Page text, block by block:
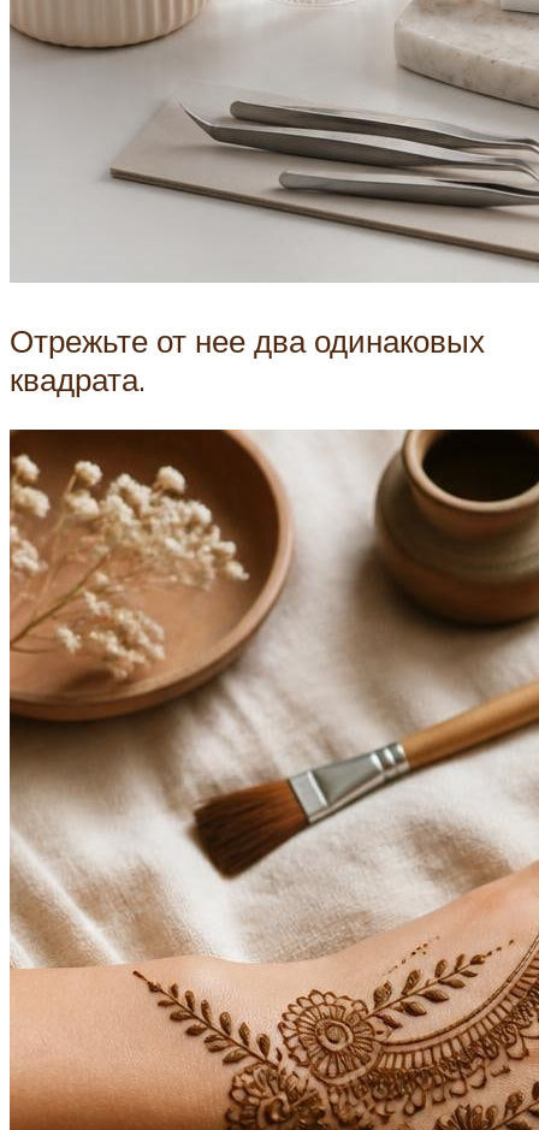
Отрежьте от нее два одинаковых
квадрата.